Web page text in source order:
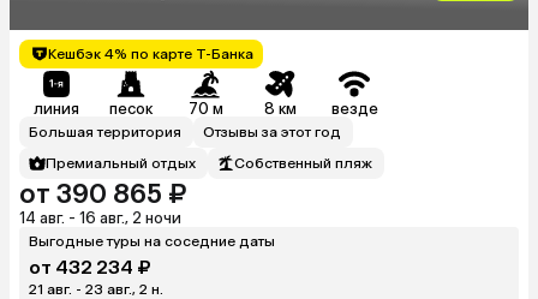
Кешбэк 4% по карте Т-Банка
линия песок 70 м 8 км везде
Большая территория
Отзывы за этот год
Премиальный отдых
Собственный пляж
от 390 865 ₽
14 авг. - 16 авг., 2 ночи
Выгодные туры на соседние даты
от 432 234 ₽
21 авг. - 23 авг., 2 н.